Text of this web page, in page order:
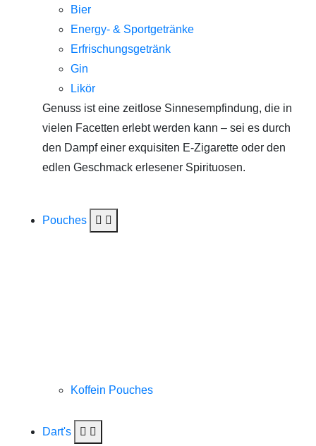
Bier
Energy- & Sportgetränke
Erfrischungsgetränk
Gin
Likör
Genuss ist eine zeitlose Sinnesempfindung, die in
vielen Facetten erlebt werden kann – sei es durch
den Dampf einer exquisiten E-Zigarette oder den
edlen Geschmack erlesener Spirituosen.
Pouches
Koffein Pouches
Dart's